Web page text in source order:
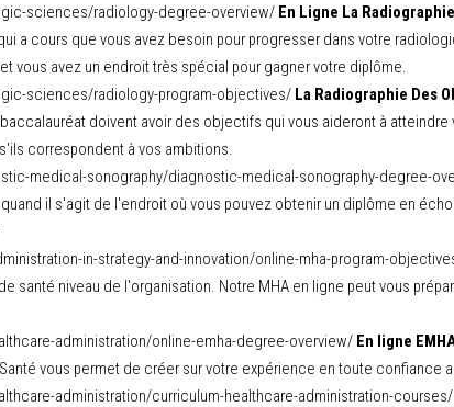
sciences/radiology-degree-overview/ En Ligne La
a cours que vous avez besoin pour progresser dans votre
vous avez un endroit très spécial pour gagner votre diplôme.
sciences/radiology-program-objectives/ La Radiographie Des
doivent avoir des objectifs qui vous aideront à
correspondent à vos ambitions.
medical-sonography/diagnostic-medical-sonography-degree-
il s'agit de l'endroit où vous pouvez obtenir un diplôme en
in-strategy-and-innovation/online-mha-program-
santé niveau de l'organisation. Notre MHA en ligne peut vous
administration/online-emha-degree-overview/ En ligne
vous permet de créer sur votre expérience en toute
administration/curriculum-healthcare-administration-courses/